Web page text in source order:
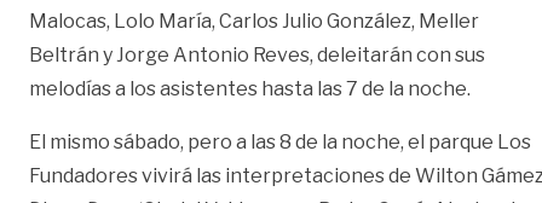
Malocas, Lolo María, Carlos Julio González, Meller
Beltrán y Jorge Antonio Reves, deleitarán con sus
melodías a los asistentes hasta las 7 de la noche.
El mismo sábado, pero a las 8 de la noche, el parque Los
Fundadores vivirá las interpretaciones de Wilton